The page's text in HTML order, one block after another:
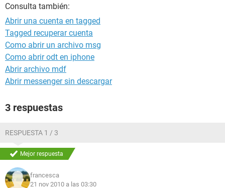
Consulta también:
Abrir una cuenta en tagged
Tagged recuperar cuenta
Como abrir un archivo msg
Como abrir odt en iphone
Abrir archivo mdf
Abrir messenger sin descargar
3 respuestas
RESPUESTA 1 / 3
Mejor respuesta
francesca
21 nov 2010 a las 03:30